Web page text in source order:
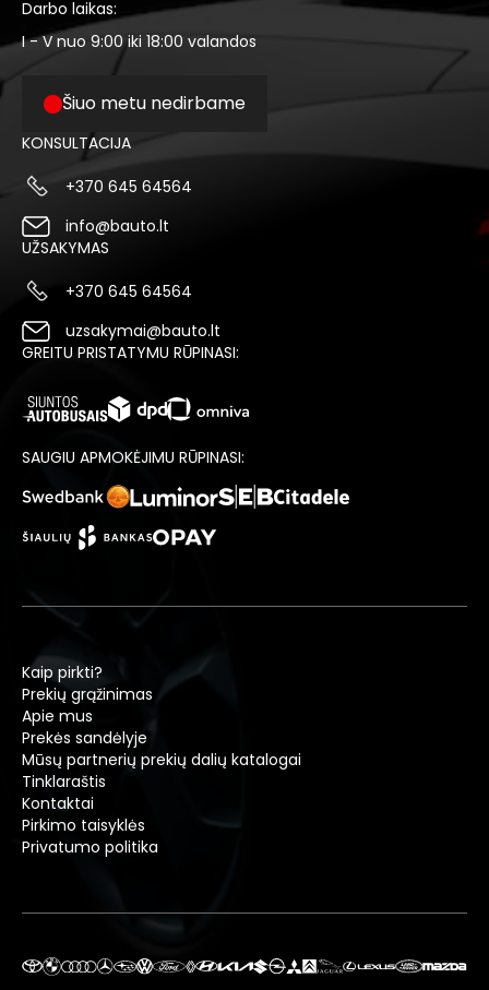
Darbo laikas:
I - V nuo 9:00 iki 18:00 valandos
Šiuo metu nedirbame
KONSULTACIJA
+370 645 64564
info@bauto.lt
UŽSAKYMAS
+370 645 64564
uzsakymai@bauto.lt
GREITU PRISTATYMU RŪPINASI:
SAUGIU APMOKĖJIMU RŪPINASI:
Kaip pirkti?
Prekių grąžinimas
Apie mus
Prekės sandėlyje
Mūsų partnerių prekių dalių katalogai
Tinklaraštis
Kontaktai
Pirkimo taisyklės
Privatumo politika